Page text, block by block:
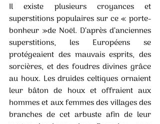
Il existe plusieurs croyances et
superstitions populaires sur ce « porte-
bonheur »de Noël. D’après d’anciennes
superstitions, les Européens se
protégeaient des mauvais esprits, des
sorcières, et des foudres divines grâce
au houx. Les druides celtiques ornaient
leur bâton de houx et offraient aux
hommes et aux femmes des villages des
branches de cet arbuste afin de leur